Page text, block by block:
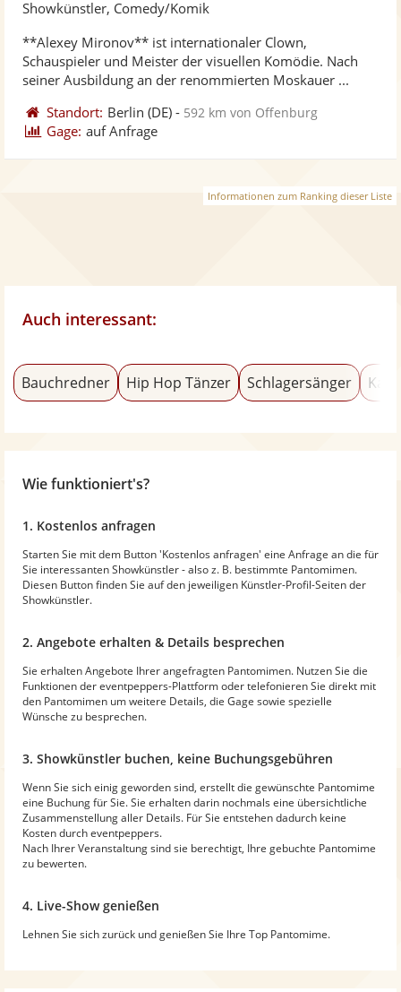
Showkünstler, Comedy/Komik
**Alexey Mironov** ist internationaler Clown,
Schauspieler und Meister der visuellen Komödie. Nach
seiner Ausbildung an der renommierten Moskauer ...
Standort: Berlin (DE) - 592 km von Offenburg
Gage: auf Anfrage
Informationen zum Ranking dieser Liste
Auch interessant:
Bauchredner Hip Hop Tänzer Schlagersänger
Wie funktioniert's?
1. Kostenlos anfragen
Starten Sie mit dem Button 'Kostenlos anfragen' eine Anfrage an die für
Sie interessanten Showkünstler - also z. B. bestimmte Pantomimen.
Diesen Button finden Sie auf den jeweiligen Künstler-Profil-Seiten der
Showkünstler.
2. Angebote erhalten & Details besprechen
Sie erhalten Angebote Ihrer angefragten Pantomimen. Nutzen Sie die
Funktionen der eventpeppers-Plattform oder telefonieren Sie direkt mit
den Pantomimen um weitere Details, die Gage sowie spezielle
Wünsche zu besprechen.
3. Showkünstler buchen, keine Buchungsgebühren
Wenn Sie sich einig geworden sind, erstellt die gewünschte Pantomime
eine Buchung für Sie. Sie erhalten darin nochmals eine übersichtliche
Zusammenstellung aller Details. Für Sie entstehen dadurch keine
Kosten durch eventpeppers.
Nach Ihrer Veranstaltung sind sie berechtigt, Ihre gebuchte Pantomime
zu bewerten.
4. Live-Show genießen
Lehnen Sie sich zurück und genießen Sie Ihre Top Pantomime.